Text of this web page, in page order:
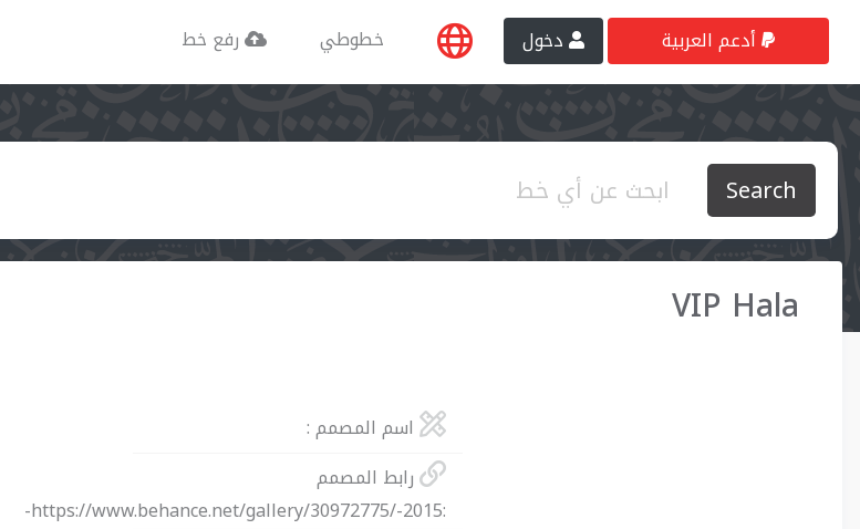
خطوطي
Search
VIP Hala
اسم المصمم :
رابط المصمم
:
https://www.behance.net/gallery/30972775/-2015-